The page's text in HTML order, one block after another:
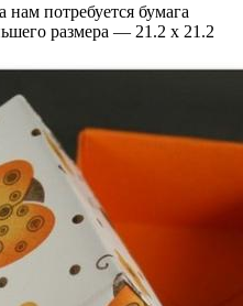
потребуется бумага
размера — 21.2 х 21.2